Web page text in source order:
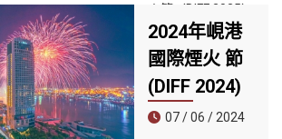
火節（DIFF 2025）
將於2025年5月31
日至7月12日舉
行，主題為「峴港
－新時代」
（Danang - The
2024年峴港
國際煙火 節
(DIFF 2024)
07 / 06 / 2024